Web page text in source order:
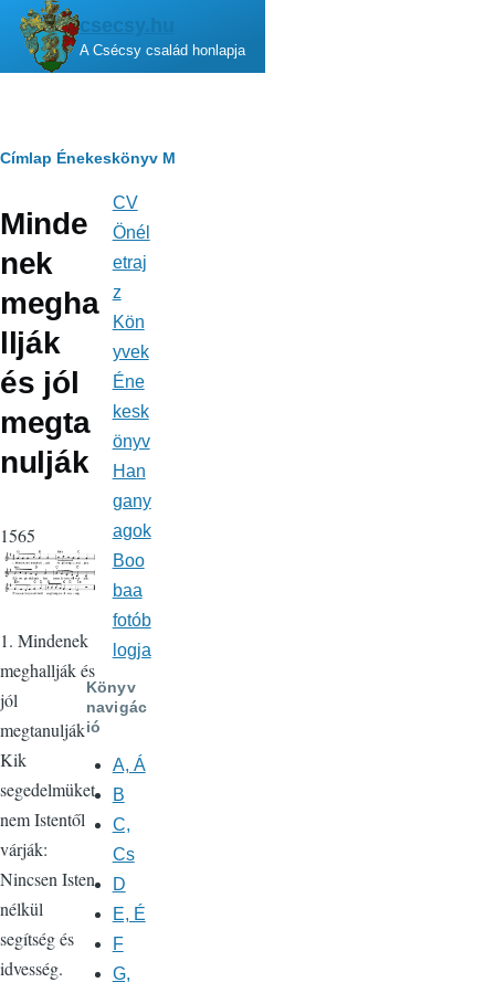
Ugrás a tartalomra
csecsy.hu
A Csécsy család honlapja
Morzsa
Címlap Énekeskönyv M
Minde
nek
megha
llják
és jól
megta
nulják
1565
1. Mindenek
meghallják és
jól
megtanulják
Kik
segedelmüket
nem Istentől
várják:
Nincsen Isten
nélkül
segítség és
idvesség.
navigáció
CV
Önél
etraj
z
Kön
yvek
Éne
kesk
önyv
Han
gany
agok
Boo
baa
fotób
logja
Könyv
navigác
ió
A, Á
B
C,
Cs
D
E, É
F
G,